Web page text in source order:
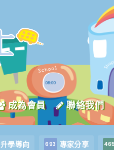
成為會員 聯絡我們
升學導向 693 專家分享 465